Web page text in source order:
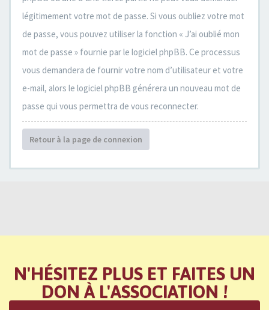
légitimement votre mot de passe. Si vous oubliez votre mot
de passe, vous pouvez utiliser la fonction « J’ai oublié mon
mot de passe » fournie par le logiciel phpBB. Ce processus
vous demandera de fournir votre nom d’utilisateur et votre
e-mail, alors le logiciel phpBB générera un nouveau mot de
passe qui vous permettra de vous reconnecter.
Retour à la page de connexion
N'HÉSITEZ PLUS ET FAITES UN
DON À L'ASSOCIATION !